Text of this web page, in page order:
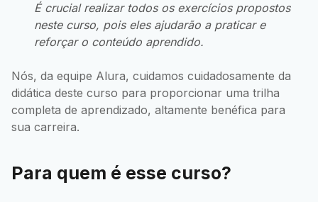
É crucial realizar todos os exercícios propostos
neste curso, pois eles ajudarão a praticar e
reforçar o conteúdo aprendido.
Nós, da equipe Alura, cuidamos cuidadosamente da
didática deste curso para proporcionar uma trilha
completa de aprendizado, altamente benéfica para
sua carreira.
Para quem é esse curso?